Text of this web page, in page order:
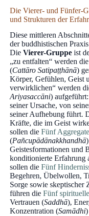
Die Vierer- und Fünfer-
und Strukturen der
Diese mittleren
der buddhistischen
Die Vierer-Gruppe ist
„zu entfalten“ werden die
(Cattāro Satipaṭṭhānā)
Körper, Gefühlen, Geist
verwirklichen“ werden
Ariyasaccāni)
seiner Ursache, von
seiner Aufhebung führt.
Kräfte, die im Geist
sollen die Fünf Aggregate
(Pañcupādānakkhandhā
Geistesformationen und
konditionierte Erfahrung
sollen die Fünf
Begehren, Übelwollen,
Sorge sowie
führen die Fünf
Vertrauen (Saddhā),
Konzentration (Samādhi